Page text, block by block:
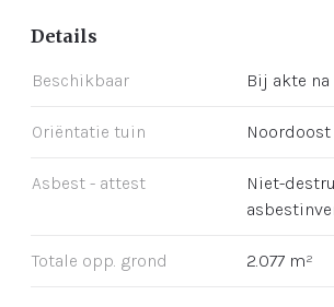
Details
Beschikbaar Bij akte
Oriëntatie tuin Noordoost
Asbest - attest
Niet-
Totale opp. grond 2.077 m²